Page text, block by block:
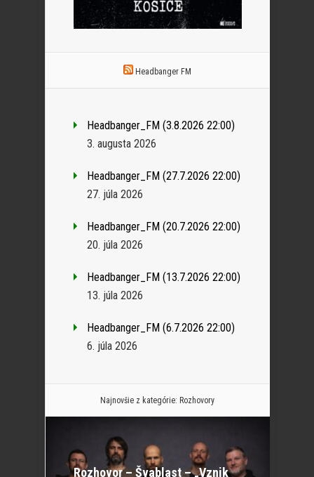
Headbanger FM
Headbanger_FM (3.8.2026 22:00)
3. augusta 2026
Headbanger_FM (27.7.2026 22:00)
27. júla 2026
Headbanger_FM (20.7.2026 22:00)
20. júla 2026
Headbanger_FM (13.7.2026 22:00)
13. júla 2026
Headbanger_FM (6.7.2026 22:00)
6. júla 2026
Najnovšie z kategórie: Rozhovory
Rozhovor – Švablast – „Vznik